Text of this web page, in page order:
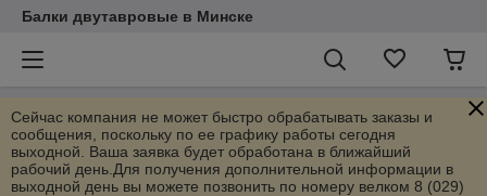
Балки двутавровые в Минске
Сейчас компания не может быстро обрабатывать заказы и
сообщения, поскольку по ее графику работы сегодня
выходной. Ваша заявка будет обработана в ближайший
рабочий день.Для получения дополнительной информации в
выходной день вы можете позвонить по номеру велком 8 (029)